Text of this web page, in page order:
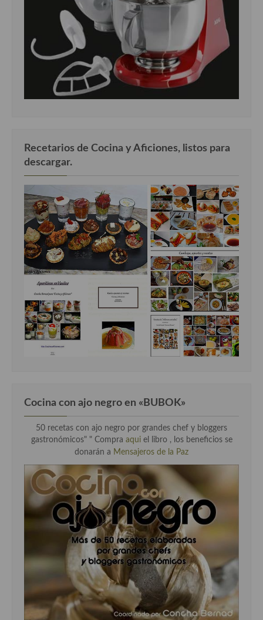
Recetarios de Cocina y Aficiones, listos para
descargar.
Cocina con ajo negro en «BUBOK»
50 recetas con ajo negro por grandes chef y bloggers
gastronómicos" " Compra aqui el libro , los beneficios se
donarán a Mensajeros de la Paz